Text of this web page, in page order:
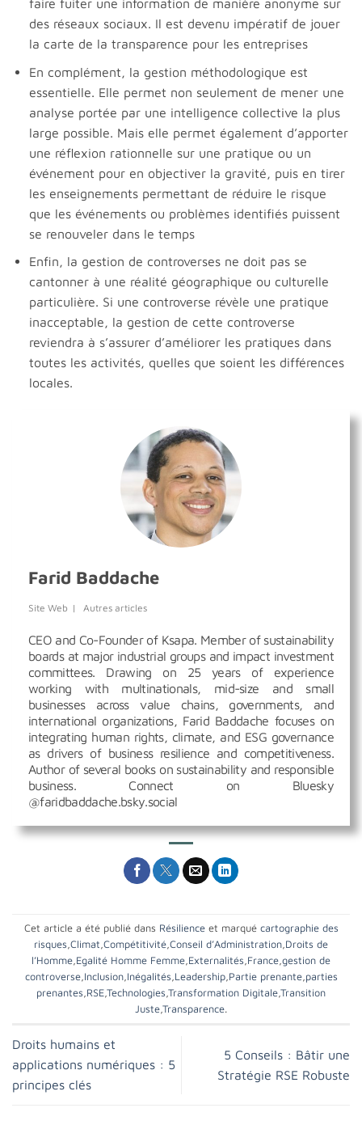
faire fuiter une information de manière anonyme sur
des réseaux sociaux. Il est devenu impératif de jouer
la carte de la transparence pour les entreprises
En complément, la gestion méthodologique est
essentielle. Elle permet non seulement de mener une
analyse portée par une intelligence collective la plus
large possible. Mais elle permet également d’apporter
une réflexion rationnelle sur une pratique ou un
événement pour en objectiver la gravité, puis en tirer
les enseignements permettant de réduire le risque
que les événements ou problèmes identifiés puissent
se renouveler dans le temps
Enfin, la gestion de controverses ne doit pas se
cantonner à une réalité géographique ou culturelle
particulière. Si une controverse révèle une pratique
inacceptable, la gestion de cette controverse
reviendra à s’assurer d’améliorer les pratiques dans
toutes les activités, quelles que soient les différences
locales.
Farid Baddache
Site Web | Autres articles
CEO and Co-Founder of Ksapa. Member of sustainability
boards at major industrial groups and impact investment
committees. Drawing on 25 years of experience
working with multinationals, mid-size and small
businesses across value chains, governments, and
international organizations, Farid Baddache focuses on
integrating human rights, climate, and ESG governance
as drivers of business resilience and competitiveness.
Author of several books on sustainability and responsible
business. Connect on Bluesky
@faridbaddache.bsky.social
Cet article a été publié dans Résilienceet marqué cartographie des
risques Climat Compétitivité Conseil d’Administration Droits de
l’Homme Egalité Homme Femme Externalités France gestion de
controverse, Inclusion, Inégalités Leadership, Partie prenante, parties
prenantes RSE Technologies Transformation Digitale Transition
Juste Transparence.
Droits humains et
applications numériques : 5
principes clés
5 Conseils : Bâtir une
Stratégie RSE Robuste